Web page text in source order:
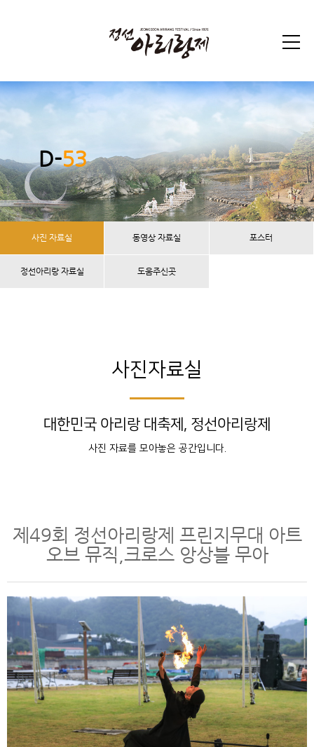
D-53
사진 자료실 동영상 자료실 포스터
정선아리랑 자료실 도움주신곳
사진자료실
대한민국 아리랑 대축제, 정선아리랑제
사진 자료를 모아놓은 공간입니다.
제49회 정선아리랑제 프린지무대 아트
오브 뮤직,크로스 앙상블 무아